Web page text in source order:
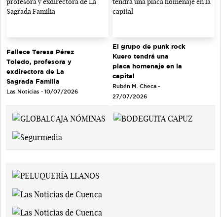
Fallece Teresa Pérez
Toledo, profesora y
exdirectora de La
Sagrada Familia
Las Noticias - 10/07/2026
El grupo de punk rock
Kuero tendrá una
placa homenaje en la
capital
Rubén M. Checa -
27/07/2026